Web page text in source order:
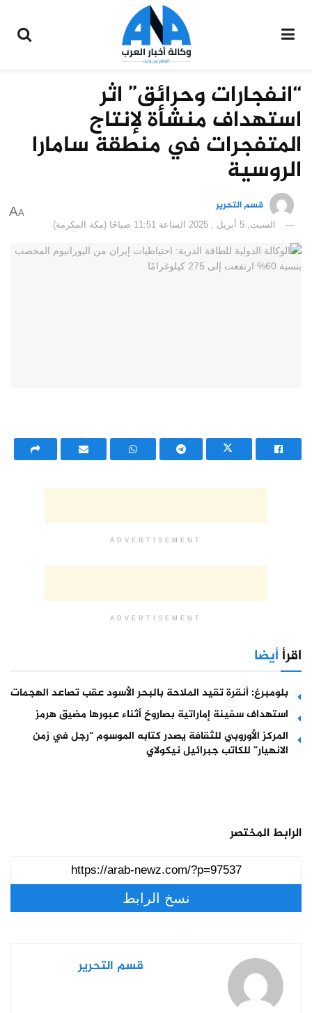
“انفجارات وحرائق” اثر
استهداف منشأة لإنتاج
المتفجرات في منطقة سامارا
الروسية
قسم التحرير
السبت, 5 أبريل , 2025 الساعة 11:51 صباحًا (مكة المكرمة)
A
A
ADVERTISEMENT
ADVERTISEMENT
اقرأأيضا
بلومبرغ: أنقرة تقيد الملاحة بالبحر الأسود عقب تصاعد الهجمات
استهداف سفينة إماراتية بصاروخ أثناء عبورها مضيق هرمز
المركز الأوروبي للثقافة يصدر كتابه الموسوم “رجل في زمن
الانهيار” للكاتب جبرائيل نيكولاي
الرابط المختصر
نسخ الرابط
قسم التحرير